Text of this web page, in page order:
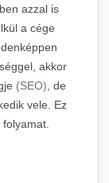
azzal is
a cége
akkor
(SEO) , de
vele. Ez